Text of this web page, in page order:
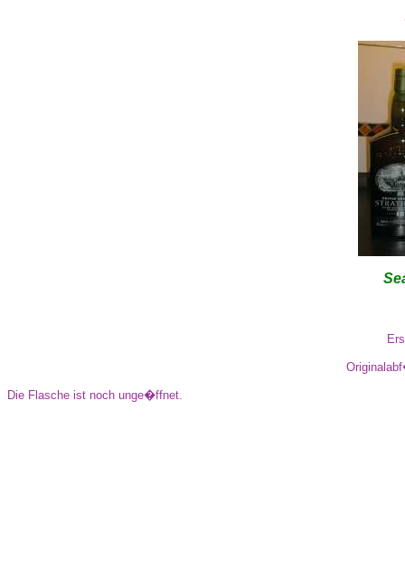
Die Flasche ist noch unge�ffnet.